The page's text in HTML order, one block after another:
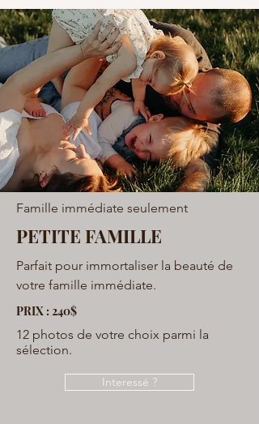
Famille immédiate seulement
PETITE FAMILLE
Parfait pour immortaliser la beauté de
votre famille immédiate.
PRIX : 240$
12 photos de votre choix parmi la
sélection.
Interessé ?